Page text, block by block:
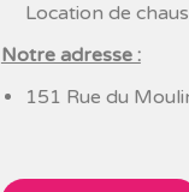
Location de
Notre adresse :
151 Rue du